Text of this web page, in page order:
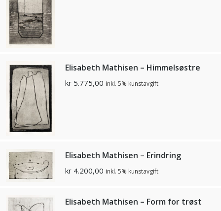
Elisabeth Mathisen – Himmelsøstre
kr 5.775,00 inkl. 5% kunstavgift
Elisabeth Mathisen – Erindring
kr 4.200,00 inkl. 5% kunstavgift
Elisabeth Mathisen – Form for trøst